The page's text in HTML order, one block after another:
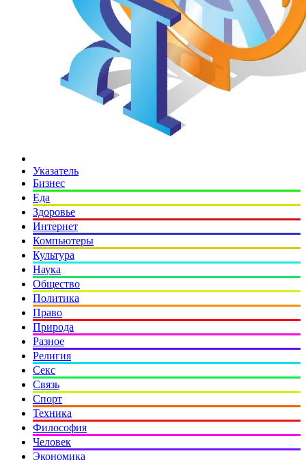
Указатель
Бизнес
Еда
Здоровье
Интернет
Компьютеры
Культура
Наука
Общество
Политика
Право
Природа
Разное
Религия
Секс
Связь
Спорт
Техника
Философия
Человек
Экономика